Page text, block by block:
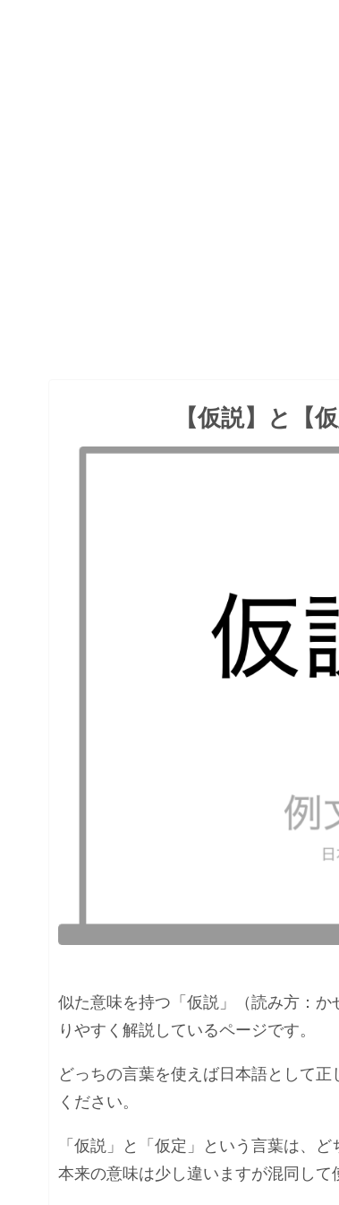
【仮説】と【
似た意味を持つ「仮説」（読み方：
りやすく解説しているページです。
どっちの言葉を使えば日本語として
ください。
「仮説」と「仮定」という言葉は、
本来の意味は少し違いますが混同して